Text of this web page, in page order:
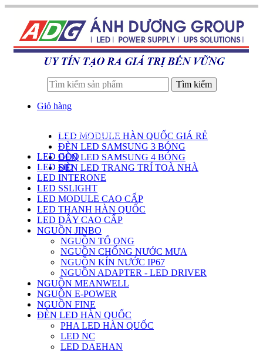
Tìm kiếm
Giỏ hàng
LED MODULE HÀN QUỐC GIÁ RẺ
ĐÈN LED SAMSUNG 3 BÓNG
ĐÈN LED SAMSUNG 4 BÓNG
ĐÈN LED TRANG TRÍ TOÀ NHÀ
DANH SÁCH SẢN PHẨM
LED GOQ
LED SID
LED INTERONE
LED SSLIGHT
LED MODULE CAO CẤP
LED THANH HÀN QUỐC
LED DÂY CAO CẤP
NGUỒN JINBO
NGUỒN TỔ ONG
NGUỒN CHỐNG NƯỚC MƯA
NGUỒN KÍN NƯỚC IP67
NGUỒN ADAPTER - LED DRIVER
NGUỒN MEANWELL
NGUỒN E-POWER
NGUỒN FINE
ĐÈN LED HÀN QUỐC
PHA LED HÀN QUỐC
LED NC
LED DAEHAN